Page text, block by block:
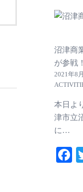
沼津商
が参戦！
2021年8
本日よ
津市立
に…